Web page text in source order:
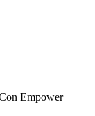
Empower